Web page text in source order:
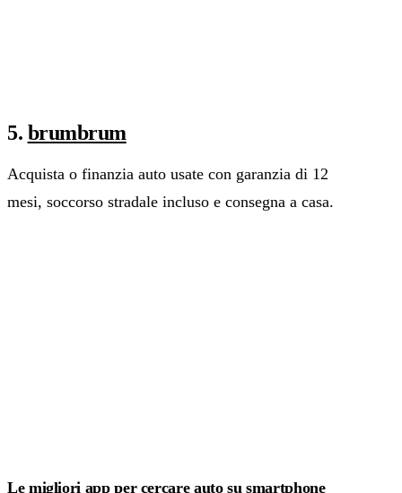
5. brumbrum
Acquista o finanzia auto usate con garanzia di 12
mesi, soccorso stradale incluso e consegna a casa.
Le migliori app per cercare auto su smartphone